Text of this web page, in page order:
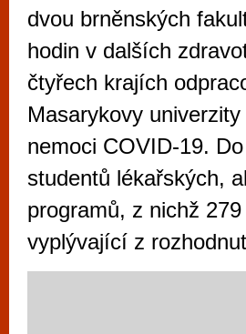
dvou brněnských
hodin v dalších
čtyřech krajích
Masarykovy
nemoci COVID-19.
studentů lékařských,
programů, z nichž
vyplývající z
Mimo jiné je ale také
vyzkoušet různé
metropoli naleznete
po moderní automaty
příležitostné hráče. V...